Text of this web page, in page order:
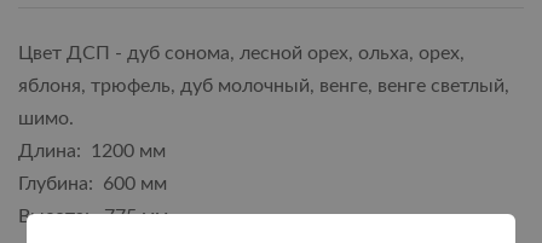
Цвет ДСП - дуб сонома, лесной орех, ольха, орех,
яблоня, трюфель, дуб молочный, венге, венге светлый,
шимо.
Длина: 1200 мм
Глубина: 600 мм
Высота: 775 мм